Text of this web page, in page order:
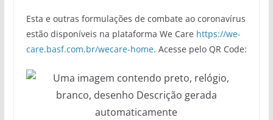
Esta e outras formulações de combate ao coronavírus
estão disponíveis na plataforma We Care https://we-
care.basf.com.br/wecare-home. Acesse pelo QR Code: